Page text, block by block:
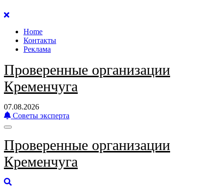
Перейти
содержанию
Home
Контакты
Реклама
Проверенные организации
Кременчуга
07.08.2026
Советы эксперта
Проверенные организации
Кременчуга